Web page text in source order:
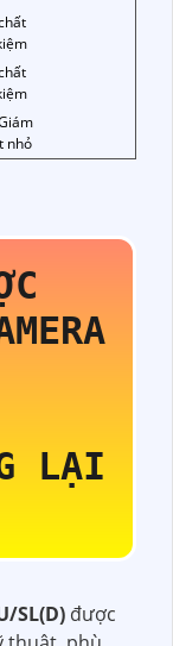
nhỏ
LẠI
SL(D) được